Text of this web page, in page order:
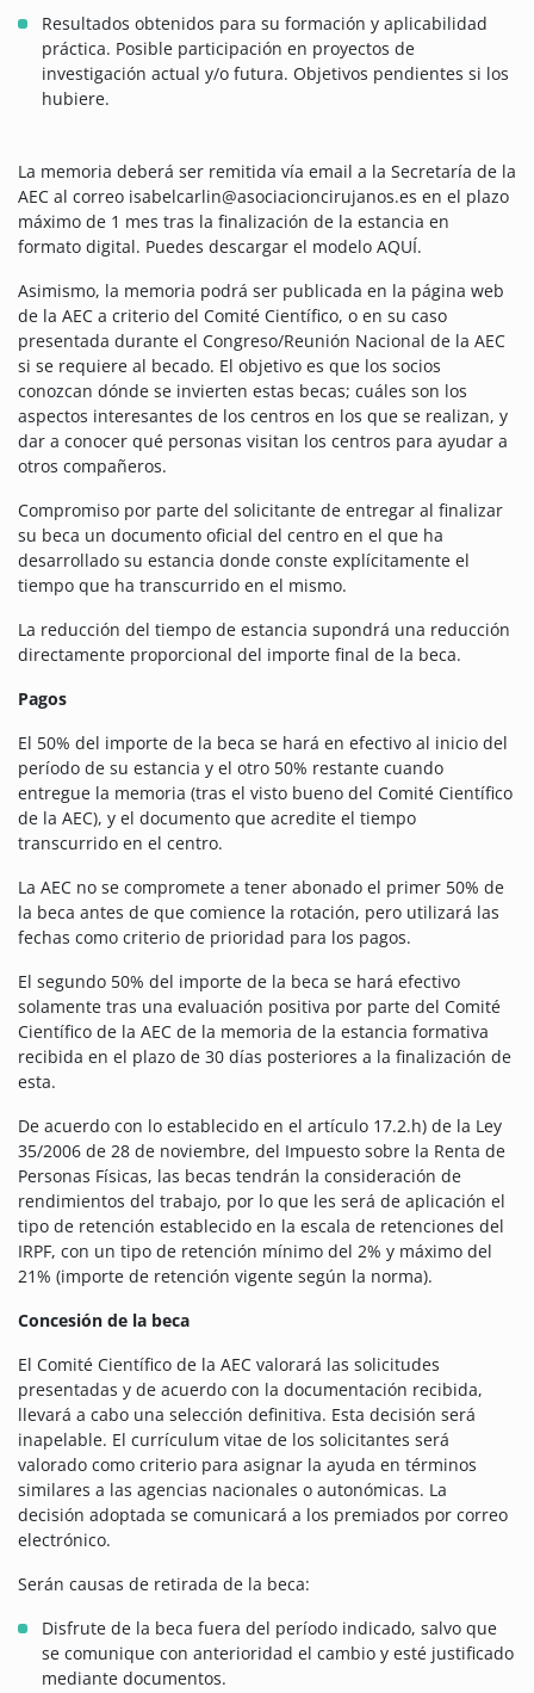
Resultados obtenidos para su formación y aplicabilidad
práctica. Posible participación en proyectos de
investigación actual y/o futura. Objetivos pendientes si los
hubiere.
La memoria deberá ser remitida vía email a la Secretaría de la
AEC al correo isabelcarlin@asociacioncirujanos.es en el plazo
máximo de 1 mes tras la finalización de la estancia en
formato digital. Puedes descargar el modelo AQUÍ.
Asimismo, la memoria podrá ser publicada en la página web
de la AEC a criterio del Comité Científico, o en su caso
presentada durante el Congreso/Reunión Nacional de la AEC
si se requiere al becado. El objetivo es que los socios
conozcan dónde se invierten estas becas; cuáles son los
aspectos interesantes de los centros en los que se realizan, y
dar a conocer qué personas visitan los centros para ayudar a
otros compañeros.
Compromiso por parte del solicitante de entregar al finalizar
su beca un documento oficial del centro en el que ha
desarrollado su estancia donde conste explícitamente el
tiempo que ha transcurrido en el mismo.
La reducción del tiempo de estancia supondrá una reducción
directamente proporcional del importe final de la beca.
Pagos
El 50% del importe de la beca se hará en efectivo al inicio del
período de su estancia y el otro 50% restante cuando
entregue la memoria (tras el visto bueno del Comité Científico
de la AEC), y el documento que acredite el tiempo
transcurrido en el centro.
La AEC no se compromete a tener abonado el primer 50% de
la beca antes de que comience la rotación, pero utilizará las
fechas como criterio de prioridad para los pagos.
El segundo 50% del importe de la beca se hará efectivo
solamente tras una evaluación positiva por parte del Comité
Científico de la AEC de la memoria de la estancia formativa
recibida en el plazo de 30 días posteriores a la finalización de
esta.
De acuerdo con lo establecido en el artículo 17.2.h) de la Ley
35/2006 de 28 de noviembre, del Impuesto sobre la Renta de
Personas Físicas, las becas tendrán la consideración de
rendimientos del trabajo, por lo que les será de aplicación el
tipo de retención establecido en la escala de retenciones del
IRPF, con un tipo de retención mínimo del 2% y máximo del
21% (importe de retención vigente según la norma).
Concesión de la beca
El Comité Científico de la AEC valorará las solicitudes
presentadas y de acuerdo con la documentación recibida,
llevará a cabo una selección definitiva. Esta decisión será
inapelable. El currículum vitae de los solicitantes será
valorado como criterio para asignar la ayuda en términos
similares a las agencias nacionales o autonómicas. La
decisión adoptada se comunicará a los premiados por correo
electrónico.
Serán causas de retirada de la beca:
Disfrute de la beca fuera del período indicado, salvo que
se comunique con anterioridad el cambio y esté justificado
mediante documentos.